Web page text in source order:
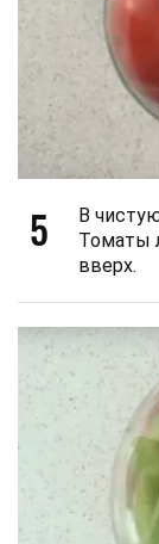
5
В
Томаты
вверх.